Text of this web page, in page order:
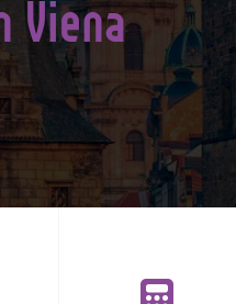
Viena